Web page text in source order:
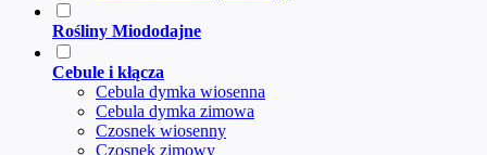
Rośliny Miododajne
Cebule i kłącza
Cebula dymka wiosenna
Cebula dymka zimowa
Czosnek wiosenny
Czosnek zimowy